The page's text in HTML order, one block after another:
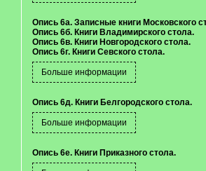
Опись 6а. Записные книги Московского
Опись 6б. Книги Владимирского стола.
Опись 6в. Книги Новгородского стола.
Опись 6г. Книги Севского стола.
Опись 6д. Книги Белгородского стола.
Опись 6е. Книги Приказного стола.